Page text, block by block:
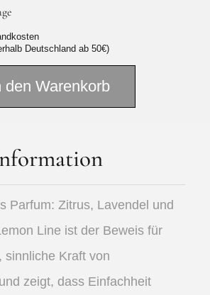
Deutschland ab 50€)
den Warenkorb
Parfum: Zitrus, Lavendel und
Line ist der Beweis für
sinnliche Kraft von
zeigt, dass Einfachheit